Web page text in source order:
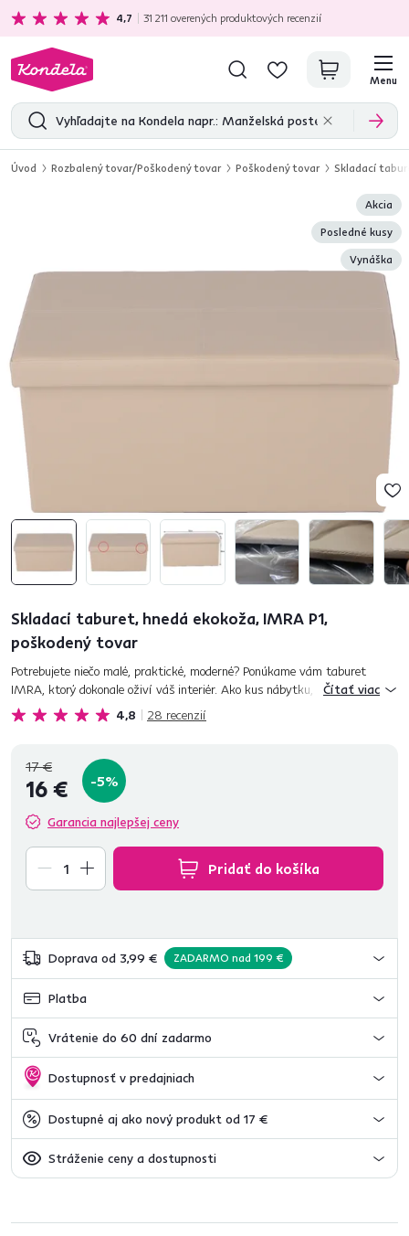
Ekologická doprava zadarmo nad 199 €
4,7 31 211 overených produktových recenzií
Menu
Úvod Rozbalený tovar/Poškodený tovar Poškodený tovar Skladací
Akcia
Posledné kusy
Vynáška
Skladací taburet, hnedá ekokoža, IMRA P1,
poškodený tovar
4,8 28 recenzií
Potrebujete niečo malé, praktické, moderné? Ponúkame vám taburet
IMRA, ktorý dokonale oživí váš interiér. Ako kus nábytku, ktorý
zabezpečí príležitostné sedenie, ho môžete kombinovať so sedacou súp...
Čítať viac
17 €
16 € -5%
Garancia najlepšej ceny
Pridať do košíka
Doprava od 3,99 € ZADARMO nad 199 €
Platba
Vrátenie do 60 dní zadarmo
Dostupnosť v predajniach
Dostupné aj ako nový produkt od 17 €
Stráženie ceny a dostupnosti